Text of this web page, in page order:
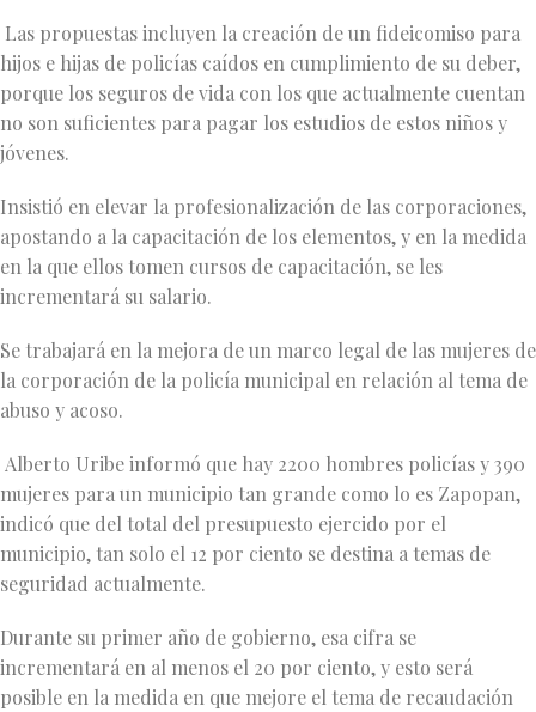
Las propuestas incluyen la creación de un fideicomiso para
hijos e hijas de policías caídos en cumplimiento de su deber,
porque los seguros de vida con los que actualmente cuentan
no son suficientes para pagar los estudios de estos niños y
jóvenes.
Insistió en elevar la profesionalización de las corporaciones,
apostando a la capacitación de los elementos, y en la medida
en la que ellos tomen cursos de capacitación, se les
incrementará su salario.
Se trabajará en la mejora de un marco legal de las mujeres de
la corporación de la policía municipal en relación al tema de
abuso y acoso.
Alberto Uribe informó que hay 2200 hombres policías y 390
mujeres para un municipio tan grande como lo es Zapopan,
indicó que del total del presupuesto ejercido por el
municipio, tan solo el 12 por ciento se destina a temas de
seguridad actualmente.
Durante su primer año de gobierno, esa cifra se
incrementará en al menos el 20 por ciento, y esto será
posible en la medida en que mejore el tema de recaudación